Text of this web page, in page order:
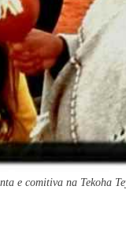
e comitiva na Tekoha